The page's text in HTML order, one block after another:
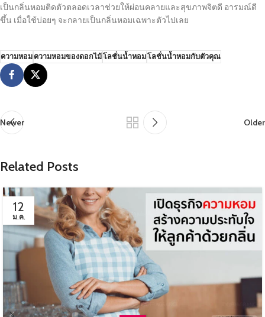
เป็นกลิ่นหอมติดตัวตลอดเวลาช่วยให้ผ่อนคลายและสุขภาพจิตดี อารมณ์ดี
ขึ้น เมื่อใช้บ่อยๆ จะกลายเป็นกลิ่นหอมเฉพาะตัวไปเลย
ความหอมความหอมของดอกไม้โลชั่นน้ำหอมโลชั่นน้ำหอมกับตัวคุณ
Newer Older
Related Posts
12
ม.ค.